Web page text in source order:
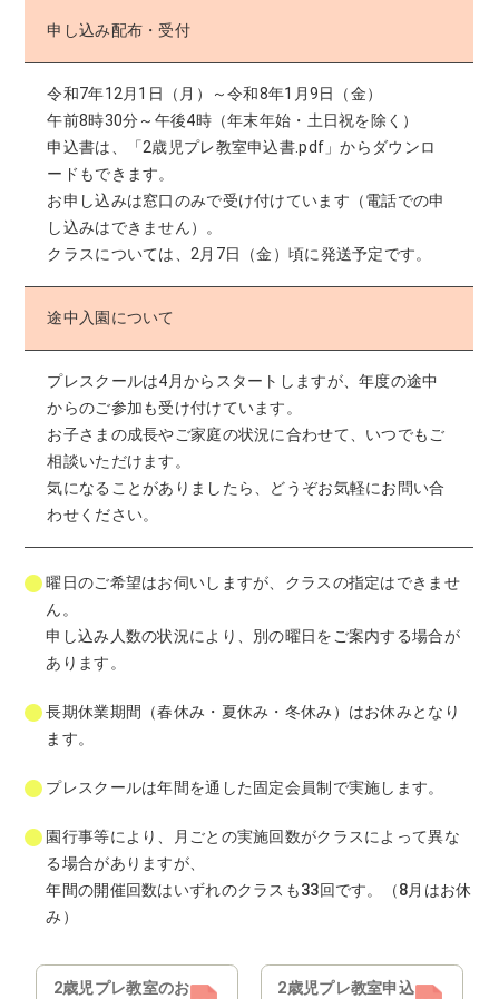
申し込み配布・受付
令和7年12月1日（月）～令和8年1月9日（金）
午前8時30分～午後4時（年末年始・土日祝を除く）
申込書は、「2歳児プレ教室申込書.pdf」からダウンロ
ードもできます。
お申し込みは窓口のみで受け付けています（電話での申
し込みはできません）。
クラスについては、2月7日（金）頃に発送予定です。
途中入園について
プレスクールは4月からスタートしますが、年度の途中
からのご参加も受け付けています。
お子さまの成長やご家庭の状況に合わせて、いつでもご
相談いただけます。
気になることがありましたら、どうぞお気軽にお問い合
わせください。
曜日のご希望はお伺いしますが、クラスの指定はできませ
ん。
申し込み人数の状況により、別の曜日をご案内する場合が
あります。
長期休業期間（春休み・夏休み・冬休み）はお休みとなり
ます。
プレスクールは年間を通した固定会員制で実施します。
園行事等により、月ごとの実施回数がクラスによって異な
る場合がありますが、
年間の開催回数はいずれのクラスも33回です。（8月はお休
み）
2歳児プレ教室のお
2歳児プレ教室申込